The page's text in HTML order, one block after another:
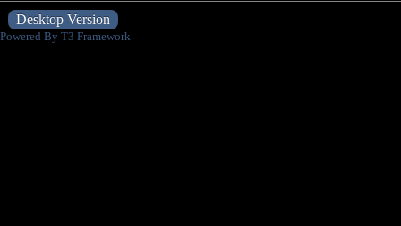
Desktop Version
Powered By T3 Framework